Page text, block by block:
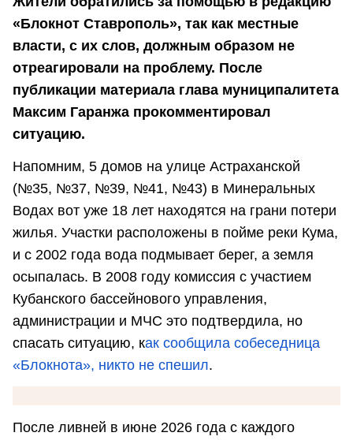
«Блокнот Ставрополь», так как местные
власти, с их слов, должным образом не
отреагировали на проблему. После
публикации материала глава муниципалитета
Максим Гаранжа прокомментировал
ситуацию.
Напомним, 5 домов на улице Астраханской
(№35, №37, №39, №41, №43) в Минеральных
Водах вот уже 18 лет находятся на грани потери
жилья. Участки расположены в пойме реки Кума,
и с 2002 года вода подмывает берег, а земля
осыпалась. В 2008 году комиссия с участием
Кубанского бассейнового управления,
администрации и МЧС это подтвердила, но
спасать ситуацию, как сообщила собеседница
«Блокнота», никто не спешил.
После ливней в июне 2026 года с каждого